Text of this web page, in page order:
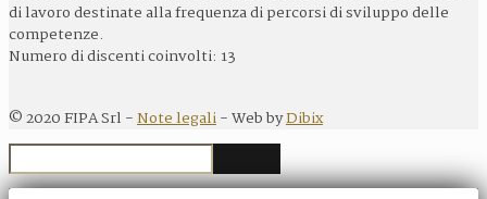
di lavoro destinate alla frequenza di percorsi di sviluppo delle
competenze.
Numero di discenti coinvolti: 13
©2020FIPA Srl -Note legali- Web byDibix